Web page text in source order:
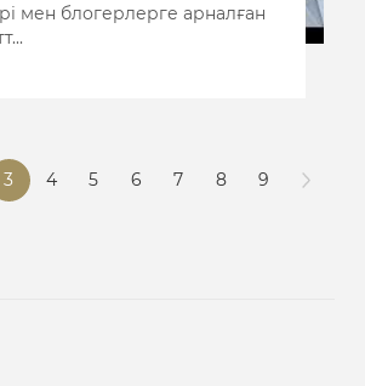
мен блогерлерге арналған
3 4 5 6 7 8 9